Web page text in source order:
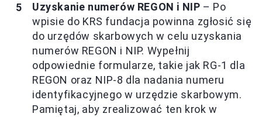
Uzyskanie numerów REGON i NIP – Po
wpisie do KRS fundacja powinna zgłosić się
do urzędów skarbowych w celu uzyskania
numerów REGON i NIP. Wypełnij
odpowiednie formularze, takie jak RG-1 dla
REGON oraz NIP-8 dla nadania numeru
identyfikacyjnego w urzędzie skarbowym.
Pamiętaj, aby zrealizować ten krok w